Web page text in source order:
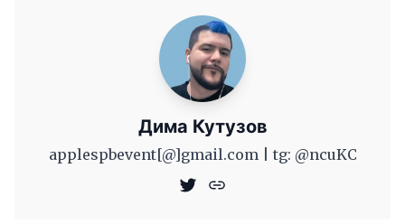
Дима Кутузов
applespbevent[@]gmail.com | tg: @ncuKC